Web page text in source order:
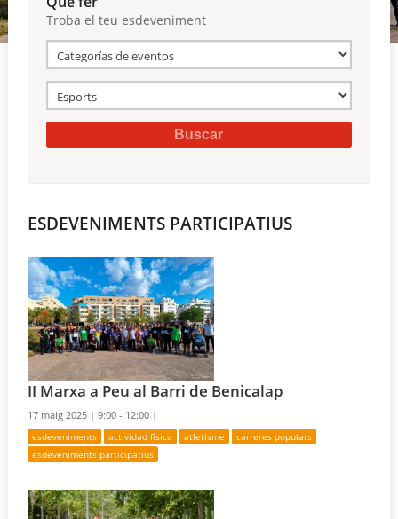
ReservesTroba el teu esdeveniment
ESDEVENIMENTS PARTICIPATIUS
II Marxa a Peu al Barri de Benicalap
17 maig 2025 |9:00 - 12:00 |
esdeveniments actividad física atletisme
carreres populars
esdeveniments participatius